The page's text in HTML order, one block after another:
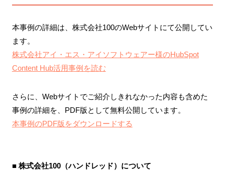
本事例の詳細は、株式会社100のWebサイトにて公開してい
ます。
株式会社アイ・エス・アイソフトウェアー様のHubSpot
Content Hub活用事例を読む
さらに、Webサイトでご紹介しきれなかった内容も含めた
事例の詳細を、PDF版として無料公開しています。
本事例のPDF版をダウンロードする
■ 株式会社100（ハンドレッド）について